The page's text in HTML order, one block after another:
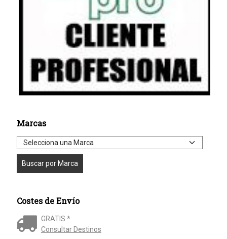
Marcas
Costes de Envío
GRATIS *
Consultar Destinos